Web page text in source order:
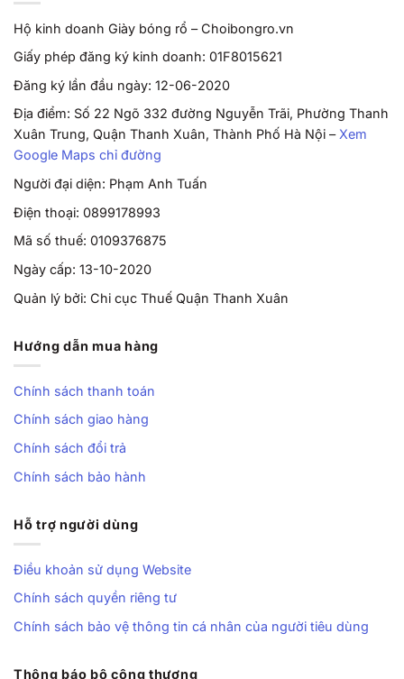
Hộ kinh doanh Giày bóng rổ – Choibongro.vn
Giấy phép đăng ký kinh doanh: 01F8015621
Đăng ký lần đầu ngày: 12-06-2020
Địa điểm: Số 22 Ngõ 332 đường Nguyễn Trãi, Phường Thanh
Xuân Trung, Quận Thanh Xuân, Thành Phố Hà Nội –Xem
Google Maps chỉ đường
Người đại diện: Phạm Anh Tuấn
Điện thoại: 0899178993
Mã số thuế: 0109376875
Ngày cấp: 13-10-2020
Quản lý bởi: Chi cục Thuế Quận Thanh Xuân
Hướng dẫn mua hàng
Chính sách thanh toán
Chính sách giao hàng
Chính sách đổi trả
Chính sách bảo hành
Hỗ trợ người dùng
Điều khoản sử dụng Website
Chính sách quyền riêng tư
Chính sách bảo vệ thông tin cá nhân của người tiêu dùng
Thông báo bộ công thương